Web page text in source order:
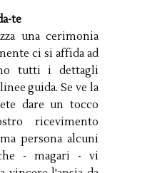
te
una cerimonia
ci si affida ad
tutti i dettagli
guida. Se ve la
dare un tocco
ricevimento
persona alcuni
- magari - vi